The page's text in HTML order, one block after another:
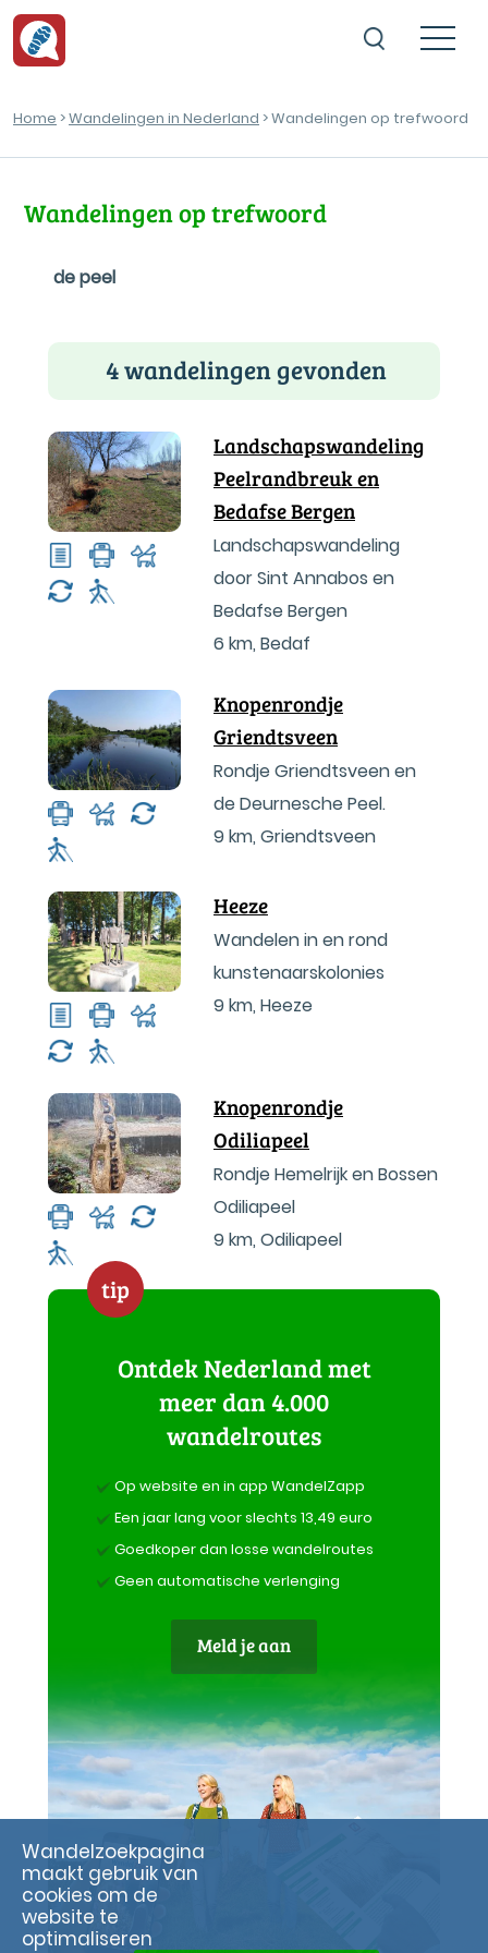
Home >Wandelingen in Nederland > Wandelingen op trefwoord
Wandelingen op trefwoord
de peel
4 wandelingen gevonden
Landschapswandeling
Peelrandbreuk en
Bedafse Bergen
Landschapswandeling
door Sint Annabos en
Bedafse Bergen
6 km, Bedaf
Knopenrondje
Griendtsveen
Rondje Griendtsveen en
de Deurnesche Peel.
9 km, Griendtsveen
Heeze
Wandelen in en rond
kunstenaarskolonies
9 km, Heeze
Knopenrondje
Odiliapeel
Rondje Hemelrijk en Bossen
Odiliapeel
9 km, Odiliapeel
tip
Ontdek Nederland met
meer dan 4.000
wandelroutes
Op website en in app WandelZapp
Een jaar lang voor slechts 13,49 euro
Goedkoper dan losse wandelroutes
Geen automatische verlenging
Meld je aan
Wandelzoekpagina
maakt gebruik van
cookies om de
website te
optimaliseren